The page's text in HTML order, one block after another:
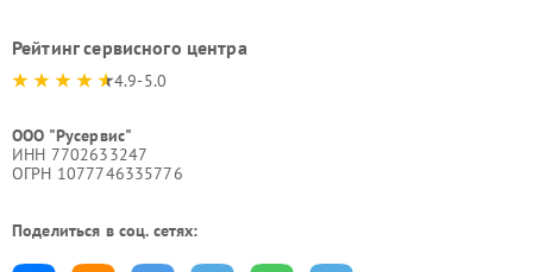
Рейтинг сервисного центра
4.9-5.0
ООО "Русервис"
ИНН 7702633247
ОГРН 1077746335776
Поделиться в соц. сетях: